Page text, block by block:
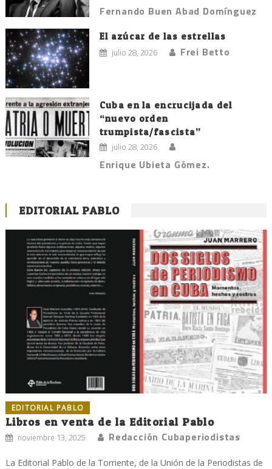
Fernando Buen Abad Domínguez
El azúcar de las estrellas
julio 28, 2026 Frei Betto
Cuba en la encrucijada del
“nuevo orden
trumpista/fascista”
julio 28, 2026
Enrique Ubieta Gómez.
EDITORIAL PABLO
EDITORIAL PABLO
Libros en venta de la Editorial Pablo
noviembre 13, 2025 Redacción Cubaperiodistas
La Editorial Pablo de la Torriente, de la Unión de la Periodistas de